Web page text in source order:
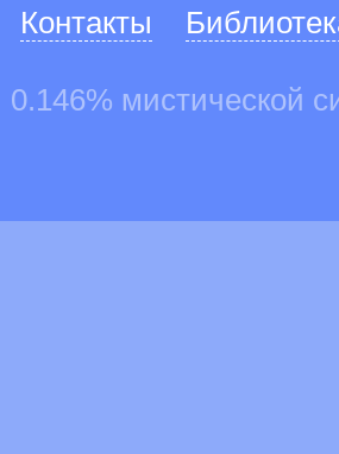
Контакты
0.146% мистической